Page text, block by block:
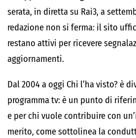
serata, in diretta su Rai3, a
redazione non si ferma: il sito
restano attivi per ricevere
aggiornamenti.
Dal 2004 a oggi Chi l’ha visto? è
programma tv: è un punto di
e per chi vuole contribuire con
merito, come sottolinea la